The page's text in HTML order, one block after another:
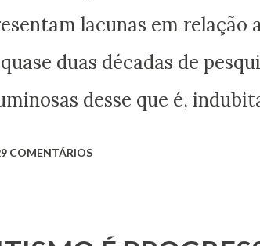
lacunas em relação
duas décadas de
desse que é,
COMENTÁRIOS